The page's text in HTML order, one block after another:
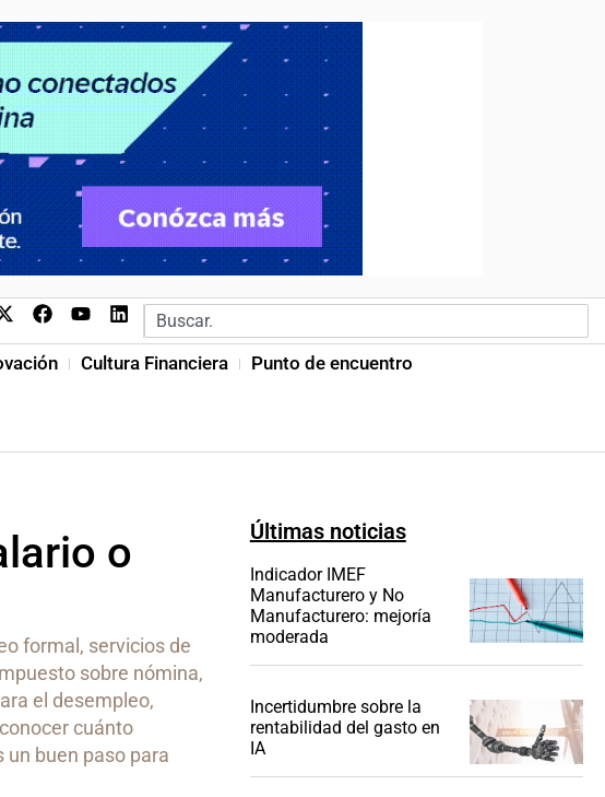
Cultura Financiera Punto de encuentro
o
formal, servicios de
sobre nómina,
el desempleo,
cuánto
buen paso para
Últimas noticias
Indicador IMEF
Manufacturero y No
Manufacturero: mejoría
moderada
Incertidumbre sobre la
rentabilidad del gasto en
IA